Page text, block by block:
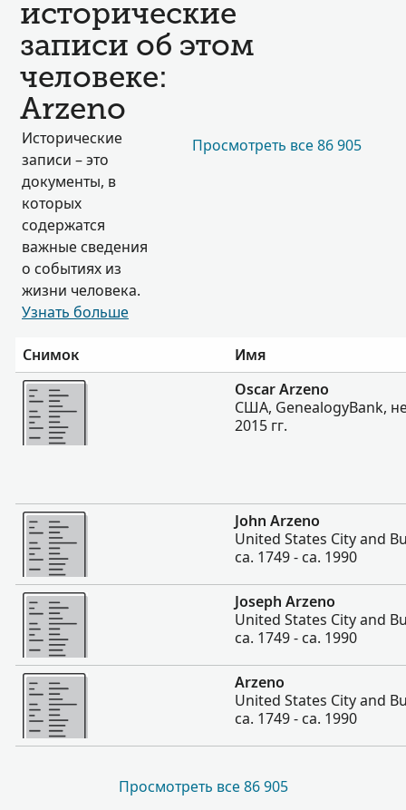
исторические
записи об этом
человеке:
Arzeno
Исторические
записи – это
документы, в
которых
содержатся
важные сведения
о событиях из
жизни человека.
Узнать больше
Просмотреть все 86 905
Снимок
Имя
Больше
Oscar Arzeno
США, GenealogyBank,
2015 гг.
Больше
John Arzeno
United States City and
ca. 1749 - ca. 1990
Больше
Joseph Arzeno
United States City and
ca. 1749 - ca. 1990
Больше
Arzeno
United States City and
ca. 1749 - ca. 1990
Просмотреть все 86 905